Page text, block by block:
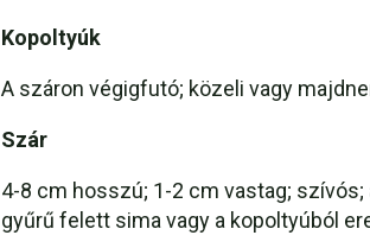
Kopoltyúk
A száron végigfutó; közeli vagy
Szár
4-8 cm hosszú; 1-2 cm vastag;
gyűrű felett sima vagy a kopoltyúból